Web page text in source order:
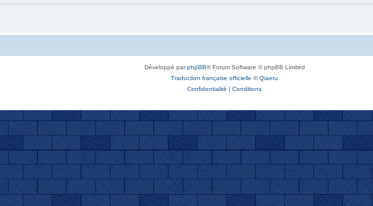
Développé parphpBB® Forum Software © phpBB Limited
Traduction française officielle ©Qiaeru
Confidentialité | Conditions